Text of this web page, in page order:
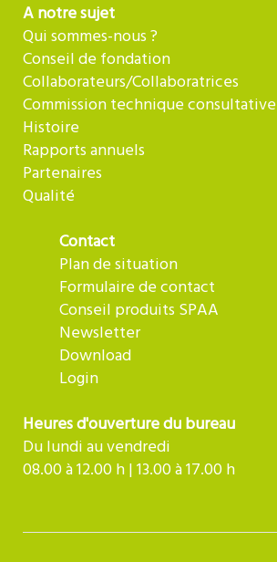
A notre sujet
Qui sommes-nous ?
Conseil de fondation
Collaborateurs/Collaboratrices
Commission technique consultative
Histoire
Rapports annuels
Partenaires
Qualité
Contact
Plan de situation
Formulaire de contact
Conseil produits SPAA
Newsletter
Download
Login
Heures d'ouverture du bureau
Du lundi au vendredi
08.00 à 12.00 h | 13.00 à 17.00 h